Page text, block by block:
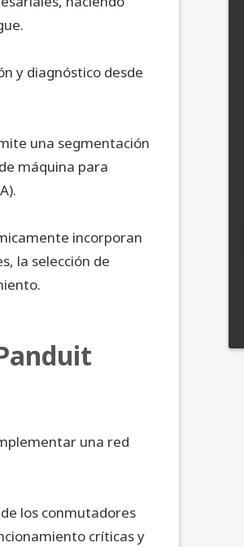
y diagnóstico desde
una segmentación
máquina para
incorporan
la selección de
una red
los conmutadores
críticas y